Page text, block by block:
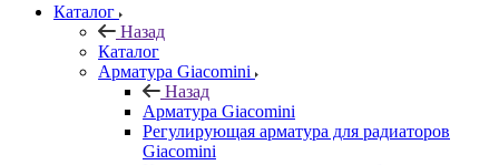
Каталог
Назад
Каталог
Арматура Giacomini
Назад
Арматура Giacomini
Регулирующая арматура для радиаторов
Giacomini